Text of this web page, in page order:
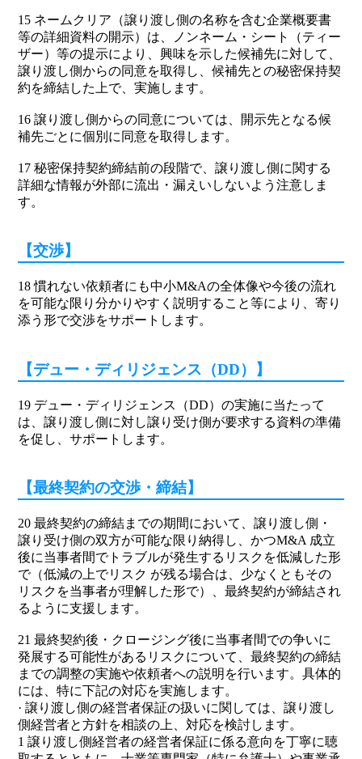
15 ネームクリア（譲り渡し側の名称を含む企業概要書
等の詳細資料の開示）は、ノンネーム・シート（ティー
ザー）等の提示により、興味を示した候補先に対して、
譲り渡し側からの同意を取得し、候補先との秘密保持契
約を締結した上で、実施します。
16 譲り渡し側からの同意については、開示先となる候
補先ごとに個別に同意を取得します。
17 秘密保持契約締結前の段階で、譲り渡し側に関する
詳細な情報が外部に流出・漏えいしないよう注意しま
す。
【交渉】
18 慣れない依頼者にも中小M&Aの全体像や今後の流れ
を可能な限り分かりやすく説明すること等により、寄り
添う形で交渉をサポートします。
【デュー・ディリジェンス（DD）】
19 デュー・ディリジェンス（DD）の実施に当たって
は、譲り渡し側に対し譲り受け側が要求する資料の準備
を促し、サポートします。
【最終契約の交渉・締結】
20 最終契約の締結までの期間において、譲り渡し側・
譲り受け側の双方が可能な限り納得し、かつM&A 成立
後に当事者間でトラブルが発生するリスクを低減した形
で（低減の上でリスク が残る場合は、少なくともその
リスクを当事者が理解した形で）、最終契約が締結され
るように支援します。
21 最終契約後・クロージング後に当事者間での争いに
発展する可能性があるリスクについて、最終契約の締結
までの調整の実施や依頼者への説明を行います。具体的
には、特に下記の対応を実施します。
· 譲り渡し側の経営者保証の扱いに関しては、譲り渡し
側経営者と方針を相談の上、対応を検討します。
1 譲り渡し側経営者の経営者保証に係る意向を丁寧に聴